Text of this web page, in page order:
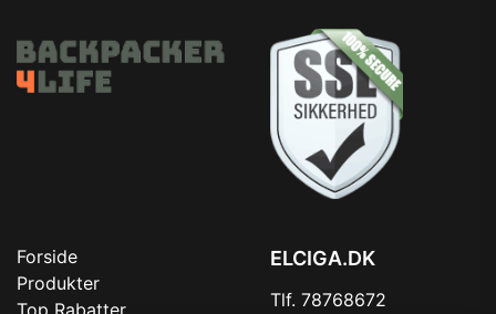
Forside
Produkter
ELCIGA.DK
Tlf. 78768672